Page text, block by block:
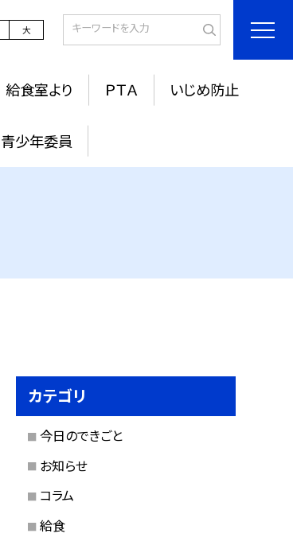
大
給食室より ＰＴＡ いじめ防止
青少年委員
カテゴリ
今日のできごと
お知らせ
コラム
給食